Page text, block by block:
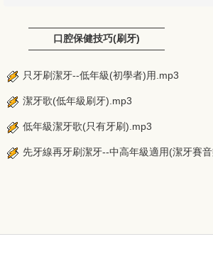
口腔保健技巧(刷牙)
只牙刷潔牙--低年級(初學者)用.mp3
潔牙歌(低年級刷牙).mp3
低年級潔牙歌(只有牙刷).mp3
先牙線再牙刷潔牙--中高年級適用(潔牙賽